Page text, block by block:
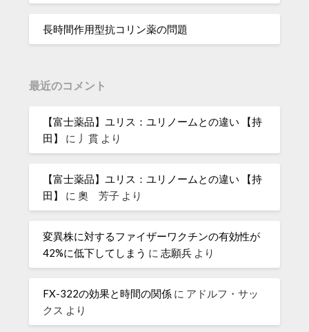
長時間作用型抗コリン薬の問題
最近のコメント
【富士薬品】ユリス：ユリノームとの違い 【持
田】
に 丿貫 より
【富士薬品】ユリス：ユリノームとの違い 【持
田】
に奧 芳子 より
変異株に対するファイザーワクチンの有効性が
42%に低下してしまう に志願兵 より
FX-322の効果と時間の関係 に アドルフ・サッ
クス より